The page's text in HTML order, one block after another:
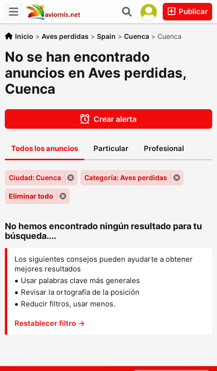
Publicar
Inicio > Aves perdidas > Spain > Cuenca > Cuenca
No se han encontrado
anuncios en Aves perdidas,
Cuenca
Crear alerta
Todos los anuncios Particular Profesional
Ciudad: Cuenca Categoría: Aves perdidas
Eliminar todo
No hemos encontrado ningún resultado para tu
búsqueda....
Los siguientes consejos pueden ayudarte a obtener
mejores resultados
Usar palabras clave más generales
Revisar la ortografía de la posición
Reducir filtros, usar menos.
Restablecer filtro →